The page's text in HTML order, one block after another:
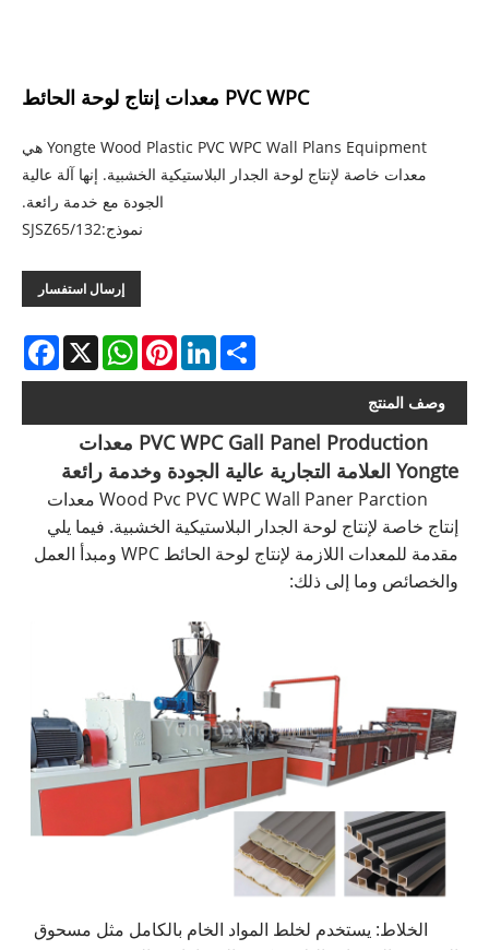
PVC WPC معدات إنتاج لوحة الحائط
Yongte Wood Plastic PVC WPC Wall Plans Equipment هي
معدات خاصة لإنتاج لوحة الجدار البلاستيكية الخشبية. إنها آلة عالية
الجودة مع خدمة رائعة.
نموذج:SJSZ65/132
إرسال استفسار
X
WhatsAppPinterestLinkedInShare
وصف المنتج
PVC WPC Gall Panel Production معدات
Yongte العلامة التجارية عالية الجودة وخدمة رائعة
Wood Pvc PVC WPC Wall Paner Parction معدات
إنتاج خاصة لإنتاج لوحة الجدار البلاستيكية الخشبية. فيما يلي
مقدمة للمعدات اللازمة لإنتاج لوحة الحائط WPC ومبدأ العمل
والخصائص وما إلى ذلك:
الخلاط: يستخدم لخلط المواد الخام بالكامل مثل مسحوق